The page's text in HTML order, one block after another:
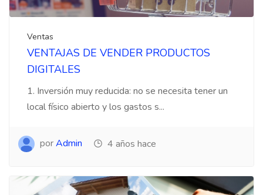
Ventas
VENTAJAS DE VENDER PRODUCTOS
DIGITALES
1. Inversión muy reducida: no se necesita tener un
local físico abierto y los gastos s...
porAdmin 4 años hace